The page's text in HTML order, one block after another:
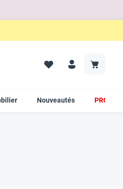
Nouveautés PROMO